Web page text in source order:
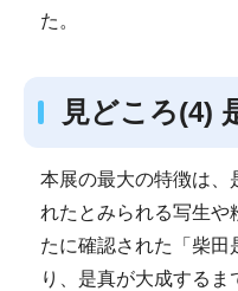
た。
見どころ(4)
本展の最大の特徴は、
れたとみられる写生や
たに確認された「柴田
り、是真が大成する